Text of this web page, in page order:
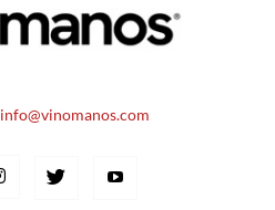
info@vinomanos.com